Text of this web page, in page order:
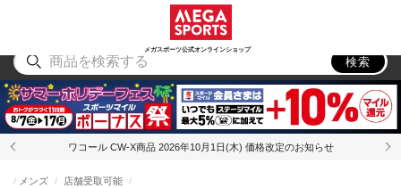
メガスポーツ公式オンラインショップ
アウトドア
検索
ワコール CW-X商品 2026年10月1日(木) 価格改定のお知らせ
メンズ 店舗受取可能